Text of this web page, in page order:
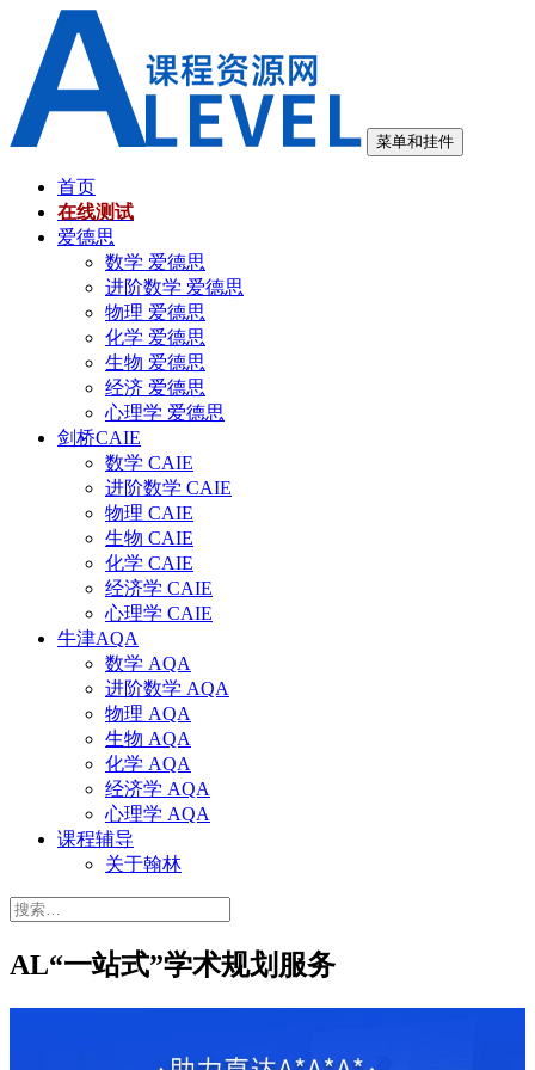
菜单和挂件
首页
在线测试
爱德思
数学 爱德思
进阶数学 爱德思
物理 爱德思
化学 爱德思
生物 爱德思
经济 爱德思
心理学 爱德思
剑桥CAIE
数学 CAIE
进阶数学 CAIE
物理 CAIE
生物 CAIE
化学 CAIE
经济学 CAIE
心理学 CAIE
牛津AQA
数学 AQA
进阶数学 AQA
物理 AQA
生物 AQA
化学 AQA
经济学 AQA
心理学 AQA
课程辅导
关于翰林
搜
AL“一站式”学术规划服务